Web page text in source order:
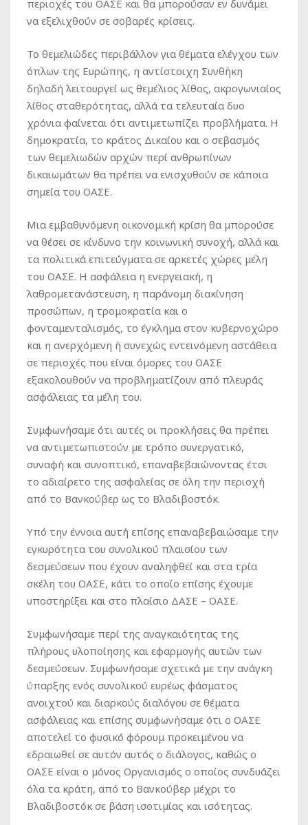
περιοχές του ΟΑΣΕ και θα μπορούσαν εν δυνάμει
να εξελιχθούν σε σοβαρές κρίσεις.
Το θεμελιώδες περιβάλλον για θέματα ελέγχου των
όπλων της Ευρώπης, η αντίστοιχη Συνθήκη
δηλαδή λειτουργεί ως θεμέλιος λίθος, ακρογωνιαίος
λίθος σταθερότητας, αλλά τα τελευταία δυο
χρόνια φαίνεται ότι αντιμετωπίζει προβλήματα. Η
δημοκρατία, το κράτος Δικαίου και ο σεβασμός
των θεμελιωδών αρχών περί ανθρωπίνων
δικαιωμάτων θα πρέπει να ενισχυθούν σε κάποια
σημεία του ΟΑΣΕ.
Μια εμβαθυνόμενη οικονομική κρίση θα μπορούσε
να θέσει σε κίνδυνο την κοινωνική συνοχή, αλλά και
τα πολιτικά επιτεύγματα σε αρκετές χώρες μέλη
του ΟΑΣΕ. Η ασφάλεια η ενεργειακή, η
λαθρομετανάστευση, η παράνομη διακίνηση
προσώπων, η τρομοκρατία και ο
φονταμενταλισμός, το έγκλημα στον κυβερνοχώρο
και η ανερχόμενη ή συνεχώς εντεινόμενη αστάθεια
σε περιοχές που είναι όμορες του ΟΑΣΕ
εξακολουθούν να προβληματίζουν από πλευράς
ασφάλειας τα μέλη του.
Συμφωνήσαμε ότι αυτές οι προκλήσεις θα πρέπει
να αντιμετωπιστούν με τρόπο συνεργατικό,
συναφή και συνοπτικό, επαναβεβαιώνοντας έτσι
το αδιαίρετο της ασφαλείας σε όλη την περιοχή
από το Βανκούβερ ως το Βλαδιβοστόκ.
Υπό την έννοια αυτή επίσης επαναβεβαιώσαμε την
εγκυρότητα του συνολικού πλαισίου των
δεσμεύσεων που έχουν αναληφθεί και στα τρία
σκέλη του ΟΑΣΕ, κάτι το οποίο επίσης έχουμε
υποστηρίξει και στο πλαίσιο ΔΑΣΕ – ΟΑΣΕ.
Συμφωνήσαμε περί της αναγκαιότητας της
πλήρους υλοποίησης και εφαρμογής αυτών των
δεσμεύσεων. Συμφωνήσαμε σχετικά με την ανάγκη
ύπαρξης ενός συνολικού ευρέως φάσματος
ανοιχτού και διαρκούς διαλόγου σε θέματα
ασφάλειας και επίσης συμφωνήσαμε ότι ο ΟΑΣΕ
αποτελεί το φυσικό φόρουμ προκειμένου να
εδραιωθεί σε αυτόν αυτός ο διάλογος, καθώς ο
ΟΑΣΕ είναι ο μόνος Οργανισμός ο οποίος συνδυάζει
όλα τα κράτη, από το Βανκούβερ μέχρι το
Βλαδιβοστόκ σε βάση ισοτιμίας και ισότητας.